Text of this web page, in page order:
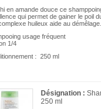
en amande douce ce
qui permet de gainer le poil
huileux aide au démêlage.
usage fréquent
1/4
: 250 ml
Désignation :
250 ml